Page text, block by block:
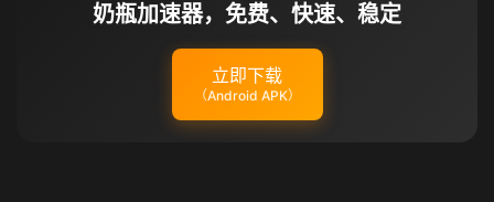
奶瓶加速器，免费、快速、稳定
立即下载
（Android APK）